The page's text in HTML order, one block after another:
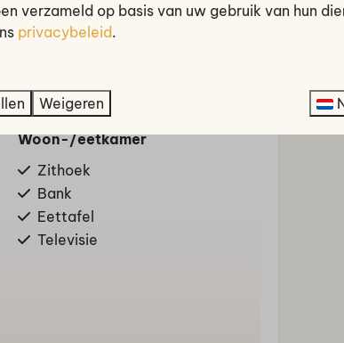
Woon-/eetkamer
Zithoek
Bank
Eettafel
Televisie
verzameld op basis van uw gebruik van hun
privacybeleid.
Weigeren